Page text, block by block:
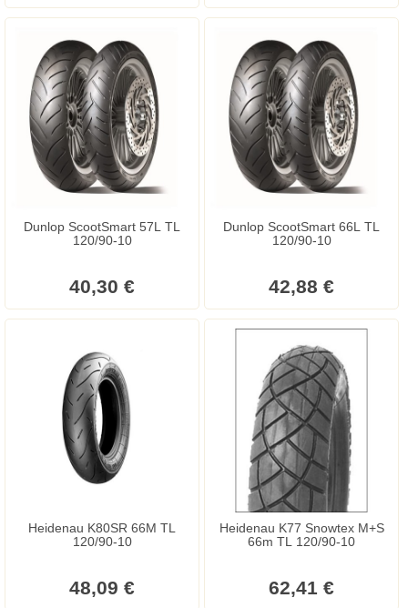
Dunlop ScootSmart 57L TL
120/90-10
40,30 €
Dunlop ScootSmart 66L TL
120/90-10
42,88 €
Heidenau K80SR 66M TL
120/90-10
48,09 €
Heidenau K77 Snowtex M+S
66m TL 120/90-10
62,41 €